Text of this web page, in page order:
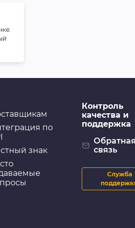
удаления
Очистители и
GRASS
"Nano
по
знак
Контроль
качества и
поддержка
Обратная
связь
Служба